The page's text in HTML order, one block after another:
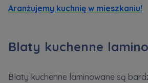
Aranżujemy kuchnię w mieszkaniu!
Blaty kuchenne
Blaty kuchenne laminowane są